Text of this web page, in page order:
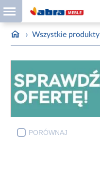
› Wszystkie produkty
PORÓWNAJ